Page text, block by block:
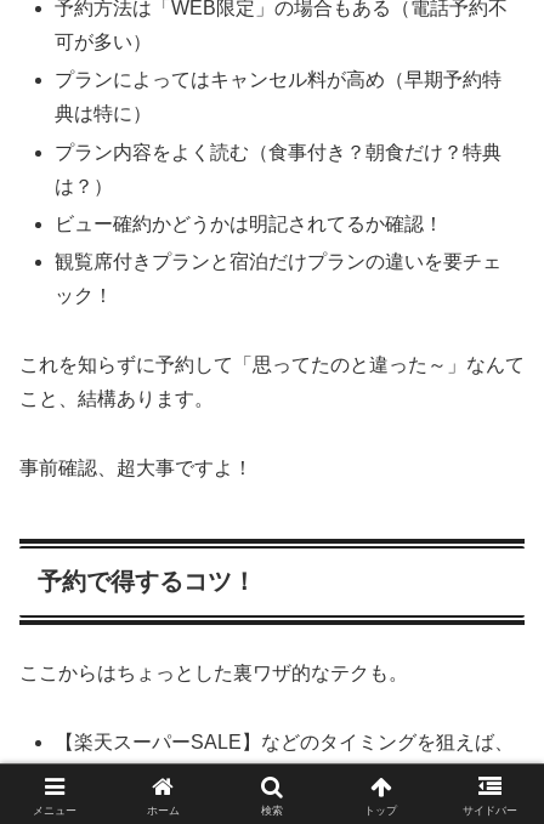
予約方法は「WEB限定」の場合もある（電話予約不
可が多い）
プランによってはキャンセル料が高め（早期予約特
典は特に）
プラン内容をよく読む（食事付き？朝食だけ？特典
は？）
ビュー確約かどうかは明記されてるか確認！
観覧席付きプランと宿泊だけプランの違いを要チェ
ック！
これを知らずに予約して「思ってたのと違った～」なんて
こと、結構あります。
事前確認、超大事ですよ！
予約で得するコツ！
ここからはちょっとした裏ワザ的なテクも。
【楽天スーパーSALE】などのタイミングを狙えば、
最大○○%OFFなんてことも！
ホテルのメルマガ登録で、事前情報ゲット！
メニュー ホーム 検索 トップ サイドバー